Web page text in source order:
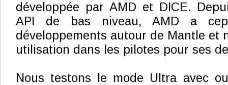
développée par AMD et DICE.
API de bas niveau, AMD a
développements autour de Mantle et
utilisation dans les pilotes pour ses
Nous testons le mode Ultra avec